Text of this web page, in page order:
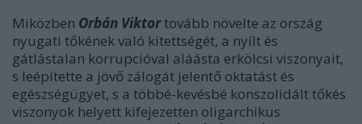
Miközben Orbán Viktortovább növelte az ország
nyugati tőkének való kitettségét, a nyílt és
gátlástalan korrupcióval aláásta erkölcsi viszonyait,
s leépítette a jövő zálogát jelentő oktatást és
egészségügyet, s a többé-kevésbé konszolidált tőkés
viszonyok helyett kifejezetten oligarchikus